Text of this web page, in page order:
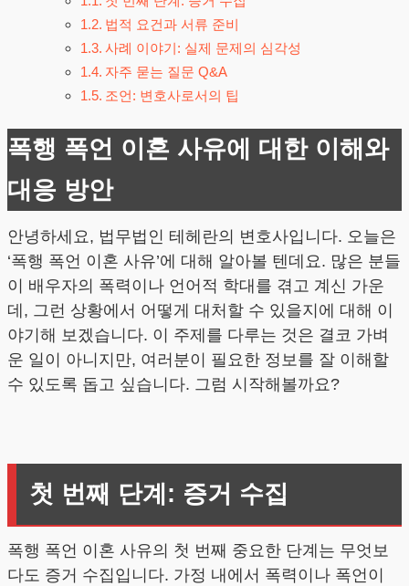
법적 요건과 서류 준비
사례 이야기: 실제 문제의 심각성
자주 묻는 질문 Q&A
조언: 변호사로서의 팁
폭행 폭언 이혼 사유에 대한 이해와
대응 방안
안녕하세요, 법무법인 테헤란의 변호사입니다. 오늘은
‘폭행 폭언 이혼 사유’에 대해 알아볼 텐데요. 많은 분들
이 배우자의 폭력이나 언어적 학대를 겪고 계신 가운
데, 그런 상황에서 어떻게 대처할 수 있을지에 대해 이
야기해 보겠습니다. 이 주제를 다루는 것은 결코 가벼
운 일이 아니지만, 여러분이 필요한 정보를 잘 이해할
수 있도록 돕고 싶습니다. 그럼 시작해볼까요?
첫 번째 단계: 증거 수집
폭행 폭언 이혼 사유의 첫 번째 중요한 단계는 무엇보
다도 증거 수집입니다. 가정 내에서 폭력이나 폭언이